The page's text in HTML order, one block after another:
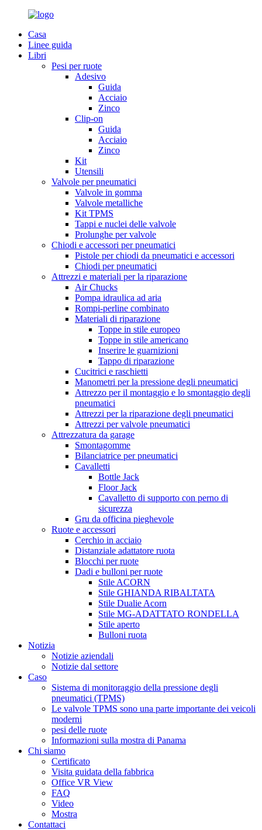
Casa
Linee guida
Libri
Pesi per ruote
Adesivo
Guida
Acciaio
Zinco
Clip-on
Guida
Acciaio
Zinco
Kit
Utensili
Valvole per pneumatici
Valvole in gomma
Valvole metalliche
Kit TPMS
Tappi e nuclei delle valvole
Prolunghe per valvole
Chiodi e accessori per pneumatici
Pistole per chiodi da pneumatici e accessori
Chiodi per pneumatici
Attrezzi e materiali per la riparazione
Air Chucks
Pompa idraulica ad aria
Rompi-perline combinato
Materiali di riparazione
Toppe in stile europeo
Toppe in stile americano
Inserire le guarnizioni
Tappo di riparazione
Cucitrici e raschietti
Manometri per la pressione degli pneumatici
Attrezzo per il montaggio e lo smontaggio degli
pneumatici
Attrezzi per la riparazione degli pneumatici
Attrezzi per valvole pneumatici
Attrezzatura da garage
Smontagomme
Bilanciatrice per pneumatici
Cavalletti
Bottle Jack
Floor Jack
Cavalletto di supporto con perno di
sicurezza
Gru da officina pieghevole
Ruote e accessori
Cerchio in acciaio
Distanziale adattatore ruota
Blocchi per ruote
Dadi e bulloni per ruote
Stile ACORN
Stile GHIANDA RIBALTATA
Stile Dualie Acorn
Stile MG-ADATTATO RONDELLA
Stile aperto
Bulloni ruota
Notizia
Notizie aziendali
Notizie dal settore
Caso
Sistema di monitoraggio della pressione degli
pneumatici (TPMS)
Le valvole TPMS sono una parte importante dei veicoli
moderni
pesi delle ruote
Informazioni sulla mostra di Panama
Chi siamo
Certificato
Visita guidata della fabbrica
Office VR View
FAQ
Video
Mostra
Contattaci